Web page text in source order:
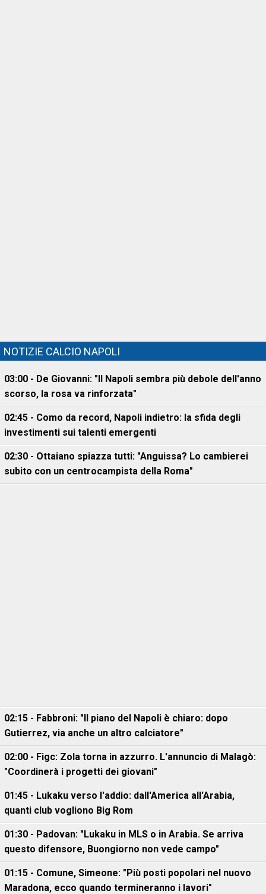
NOTIZIE CALCIO NAPOLI
03:00 - De Giovanni: "Il Napoli sembra più debole dell'anno
scorso, la rosa va rinforzata"
02:45 - Como da record, Napoli indietro: la sfida degli
investimenti sui talenti emergenti
02:30 - Ottaiano spiazza tutti: "Anguissa? Lo cambierei
subito con un centrocampista della Roma"
02:15 - Fabbroni: "Il piano del Napoli è chiaro: dopo
Gutierrez, via anche un altro calciatore"
02:00 - Figc: Zola torna in azzurro. L'annuncio di Malagò:
"Coordinerà i progetti dei giovani"
01:45 - Lukaku verso l'addio: dall'America all'Arabia,
quanti club vogliono Big Rom
01:30 - Padovan: "Lukaku in MLS o in Arabia. Se arriva
questo difensore, Buongiorno non vede campo"
01:15 - Comune, Simeone: "Più posti popolari nel nuovo
Maradona, ecco quando termineranno i lavori"